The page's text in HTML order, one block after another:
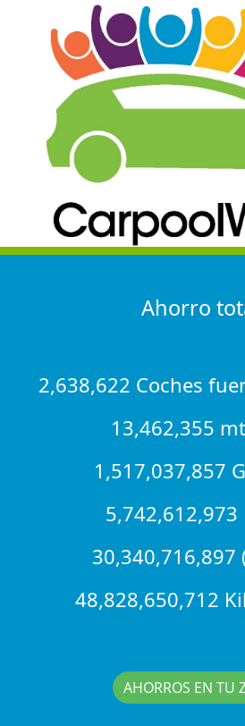
Ahorro
2,638,622 Coches
13,462,355
1,517,037,857
5,742,612,973
30,340,716,897
48,828,650,712
AHORROS EN TU